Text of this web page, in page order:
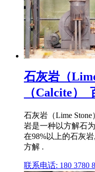
石灰岩（
（Calcite）
石灰岩（Lime
岩是一种以方解石
在98%以上的石灰
方解 .
联系电话: 180 3780